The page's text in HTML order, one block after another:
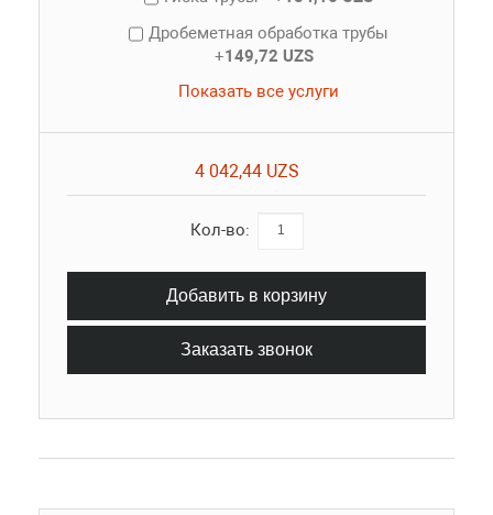
Дробеметная обработка трубы
+149,72 UZS
Показать все услуги
4 042,44 UZS
Кол-во:
Добавить в корзину
Заказать звонок